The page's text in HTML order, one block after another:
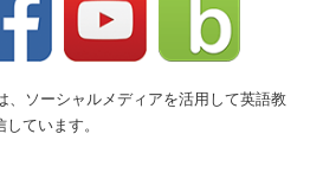
、ソーシャルメディアを活用して英語教
ています。